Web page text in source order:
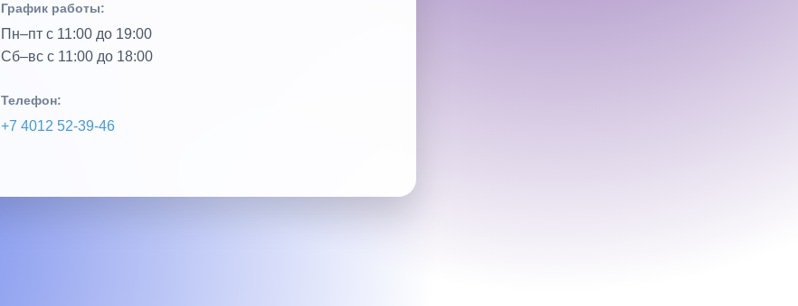
График работы:
Пн–пт с 11:00 до 19:00
Сб–вс с 11:00 до 18:00
Телефон:
+7 4012 52‑39‑46